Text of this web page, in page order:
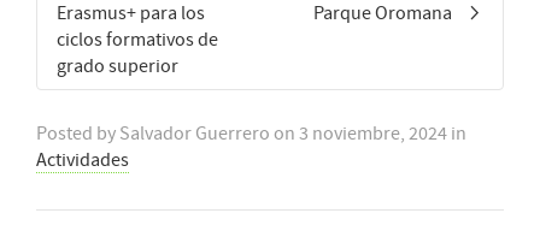
Erasmus+ para los
ciclos formativos de
grado superior
Parque Oromana
Posted by Salvador Guerrero on 3 noviembre, 2024 in
Actividades